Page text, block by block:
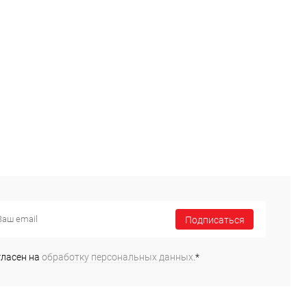
Подписаться
на обработку персональных данных. *